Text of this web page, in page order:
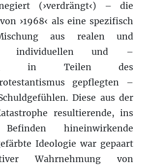
(›verdrängt‹) – die
›1968‹ als eine spezifisch
aus realen und
individuellen und –
in Teilen des
gepflegten –
Diese aus der
resultierende, ins
hineinwirkende
Ideologie war gepaart
Wahrnehmung von